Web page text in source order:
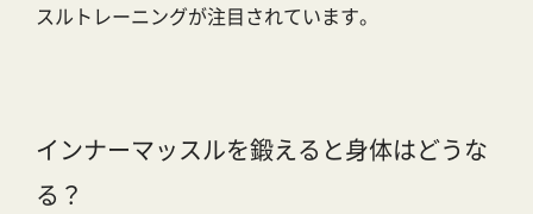
スルトレーニングが注目されています。
インナーマッスルを鍛えると身体はどうな
る？